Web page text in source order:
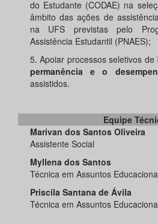
do Estudante (CODAE) na
âmbito das ações de
na UFS previstas pelo
Assistência Estudantil (PNAES);
5. Apoiar processos seletivos de
permanência e o
assistidos.
Equipe
Marivan dos Santos Oliveira
Assistente Social
Myllena dos Santos
Técnica em Assuntos
Priscila Santana de Ávila
Técnica em Assuntos